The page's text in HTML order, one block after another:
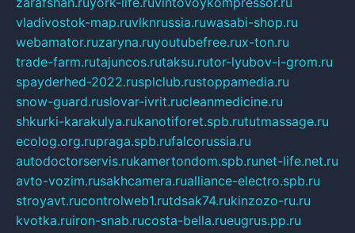
vladivostok-map.ruvlknrussia.ruwasabi-shop.ru
webamator.ruzaryna.ruyoutubefree.rux-ton.ru
trade-farm.rutajuncos.rutaksu.rutor-lyubov-i-grom.ru
spayderhed-2022.rusplclub.rustoppamedia.ru
snow-guard.ruslovar-ivrit.rucleanmedicine.ru
shkurki-karakulya.rukanotiforet.spb.rututmassage.ru
ecolog.org.rupraga.spb.rufalcorussia.ru
autodoctorservis.rukamertondom.spb.runet-life.net.ru
avto-vozim.rusakhcamera.rualliance-electro.spb.ru
stroyavt.rucontrolweb1.rutdsak74.rukinzozo-ru.ru
kvotka.ruiron-snab.rucosta-bella.rueugrus.pp.ru